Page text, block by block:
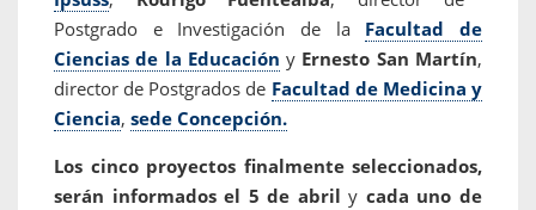
Postgrado e Investigación de la Facultad de
Ciencias de la Educación y Ernesto San Martín,
director de Postgrados de Facultad de Medicina y
Ciencia, sede Concepción.
Los cinco proyectos finalmente seleccionados,
serán informados el 5 de abril y cada uno de